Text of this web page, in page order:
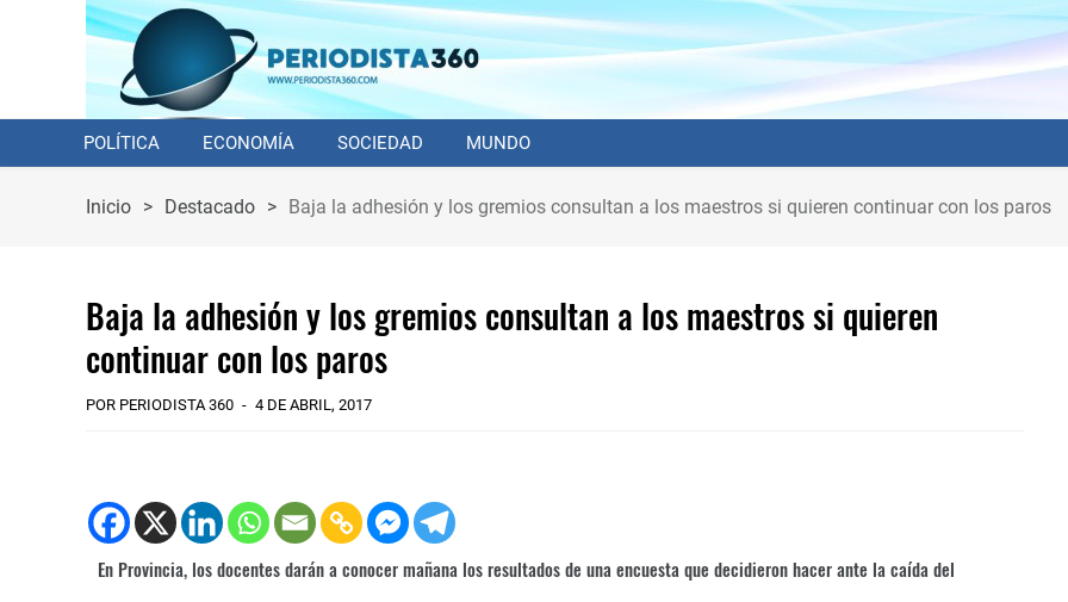
POLÍTICA ECONOMÍA SOCIEDAD MUNDO
Inicio > Destacado > Baja la adhesión y los gremios consultan a los maestros si quieren continuar con los paros
Baja la adhesión y los gremios consultan a los maestros si quieren
continuar con los paros
POR PERIODISTA 360 4 DE ABRIL, 2017
En Provincia, los docentes darán a conocer mañana los resultados de una encuesta que decidieron hacer ante la caída del